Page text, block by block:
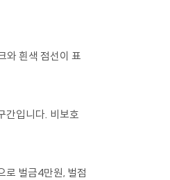
와 흰색 점선이 표
간입니다. 비보호
로 벌금4만원, 벌점